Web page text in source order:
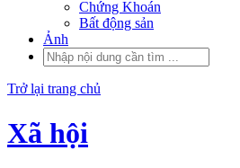
Chứng Khoán
Bất động sản
Ảnh
Trở lại trang chủ
Xã hội